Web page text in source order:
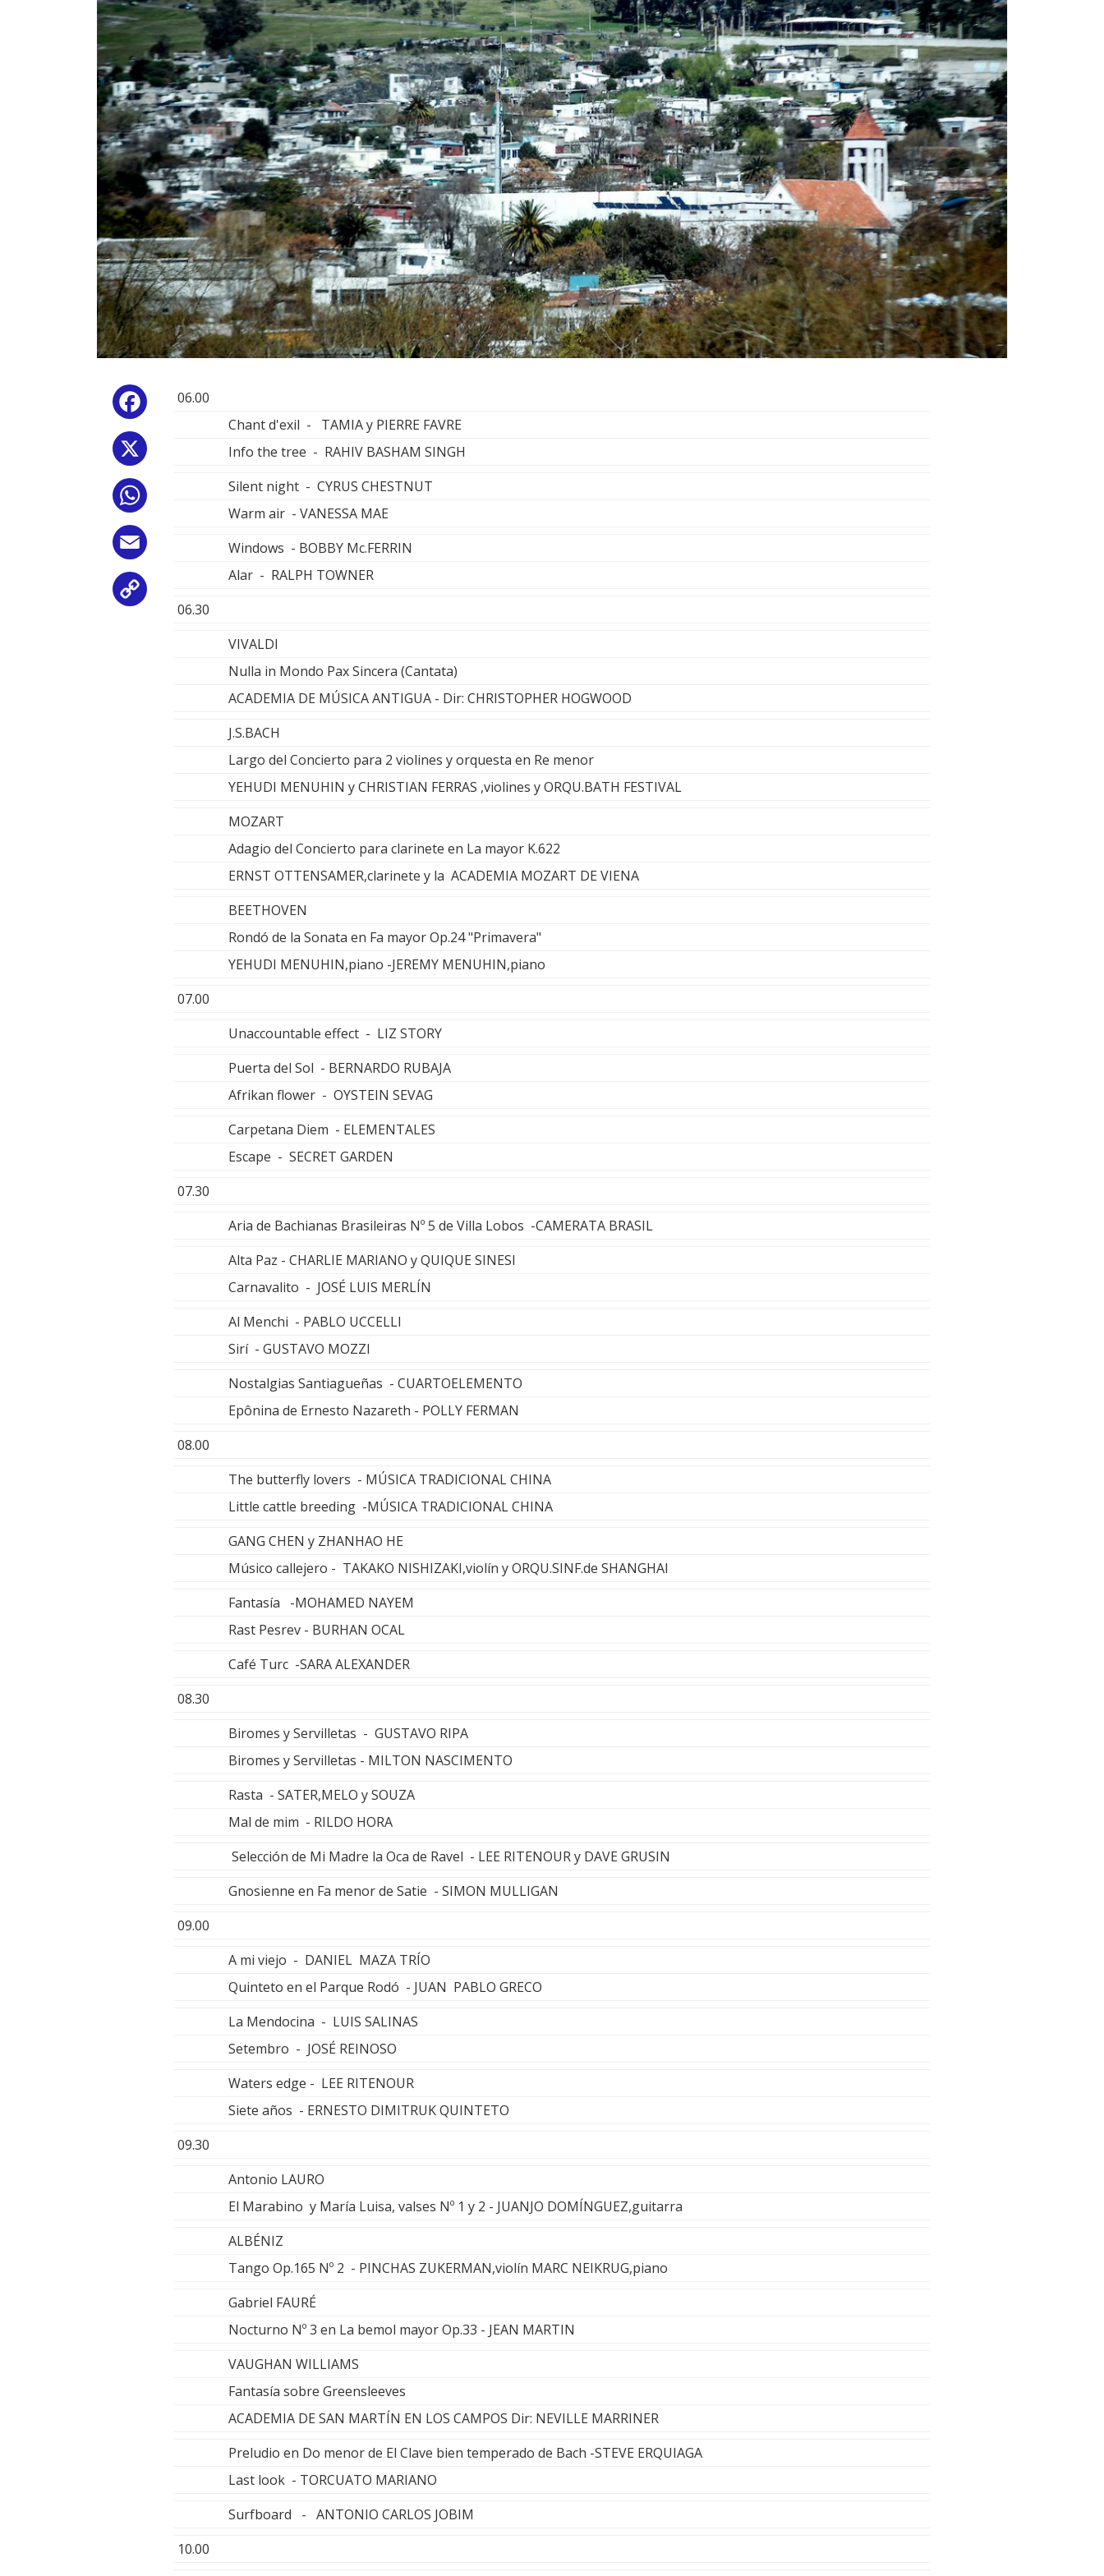
Facebook
06.00
Chant d'exil - TAMIA y PIERRE FAVRE
Info the tree - RAHIV BASHAM SINGH
Silent night - CYRUS CHESTNUT
Warm air - VANESSA MAE
Windows - BOBBY Mc.FERRIN
Alar - RALPH TOWNER
06.30
VIVALDI
Nulla in Mondo Pax Sincera (Cantata)
ACADEMIA DE MÚSICA ANTIGUA - Dir: CHRISTOPHER HOGWOOD
J.S.BACH
Largo del Concierto para 2 violines y orquesta en Re menor
YEHUDI MENUHIN y CHRISTIAN FERRAS ,violines y ORQU.BATH FESTIVAL
MOZART
Adagio del Concierto para clarinete en La mayor K.622
ERNST OTTENSAMER,clarinete y la ACADEMIA MOZART DE VIENA
BEETHOVEN
Rondó de la Sonata en Fa mayor Op.24 "Primavera"
YEHUDI MENUHIN,piano -JEREMY MENUHIN,piano
07.00
Unaccountable effect - LIZ STORY
Puerta del Sol - BERNARDO RUBAJA
Afrikan flower - OYSTEIN SEVAG
Carpetana Diem - ELEMENTALES
Escape - SECRET GARDEN
07.30
Aria de Bachianas Brasileiras Nº 5 de Villa Lobos -CAMERATA BRASIL
Alta Paz - CHARLIE MARIANO y QUIQUE SINESI
Carnavalito - JOSÉ LUIS MERLÍN
Al Menchi - PABLO UCCELLI
Sirí - GUSTAVO MOZZI
Nostalgias Santiagueñas - CUARTOELEMENTO
Epônina de Ernesto Nazareth - POLLY FERMAN
08.00
The butterfly lovers - MÚSICA TRADICIONAL CHINA
Little cattle breeding -MÚSICA TRADICIONAL CHINA
GANG CHEN y ZHANHAO HE
Músico callejero - TAKAKO NISHIZAKI,violín y ORQU.SINF.de SHANGHAI
Fantasía -MOHAMED NAYEM
Rast Pesrev - BURHAN OCAL
Café Turc -SARA ALEXANDER
08.30
Biromes y Servilletas - GUSTAVO RIPA
Biromes y Servilletas - MILTON NASCIMENTO
Rasta - SATER,MELO y SOUZA
Mal de mim - RILDO HORA
Selección de Mi Madre la Oca de Ravel - LEE RITENOUR y DAVE GRUSIN
Gnosienne en Fa menor de Satie - SIMON MULLIGAN
09.00
A mi viejo - DANIEL MAZA TRÍO
Quinteto en el Parque Rodó - JUAN PABLO GRECO
La Mendocina - LUIS SALINAS
Setembro - JOSÉ REINOSO
Waters edge - LEE RITENOUR
Siete años - ERNESTO DIMITRUK QUINTETO
09.30
Antonio LAURO
El Marabino y María Luisa, valses Nº 1 y 2 - JUANJO DOMÍNGUEZ,guitarra
ALBÉNIZ
Tango Op.165 Nº 2 - PINCHAS ZUKERMAN,violín MARC NEIKRUG,piano
Gabriel FAURÉ
Nocturno Nº 3 en La bemol mayor Op.33 - JEAN MARTIN
VAUGHAN WILLIAMS
Fantasía sobre Greensleeves
ACADEMIA DE SAN MARTÍN EN LOS CAMPOS Dir: NEVILLE MARRINER
Preludio en Do menor de El Clave bien temperado de Bach -STEVE ERQUIAGA
Last look - TORCUATO MARIANO
Surfboard - ANTONIO CARLOS JOBIM
10.00